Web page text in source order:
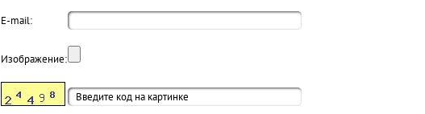
E-mail:
Изображение: